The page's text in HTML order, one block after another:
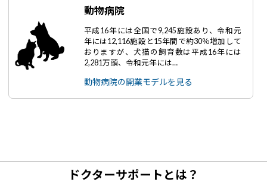
動物病院
平成16年には全国で9,245施設あり、令和元
年には12,116施設と15年間で約30％増加して
おりますが、犬猫の飼育数は平成16年には
2,281万頭、令和元年には…
動物病院の開業モデルを見る
ドクターサポートとは？